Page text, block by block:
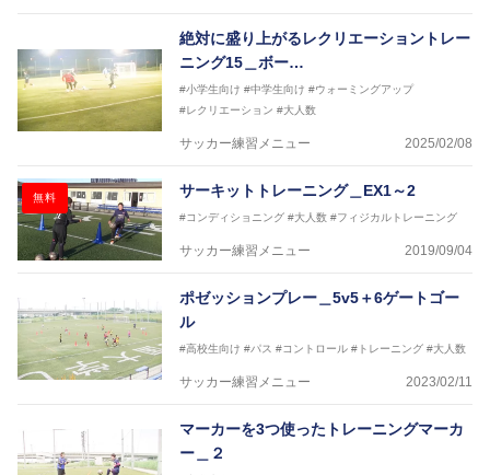
絶対に盛り上がるレクリエーショントレー
ニング15＿ボー…
#小学生向け #中学生向け #ウォーミングアップ
#レクリエーション #大人数
サッカー練習メニュー 2025/02/08
無料 サーキットトレーニング＿EX1～2
#コンディショニング #大人数 #フィジカルトレーニング
サッカー練習メニュー 2019/09/04
ポゼッションプレー＿5v5＋6ゲートゴー
ル
#高校生向け #パス #コントロール #トレーニング #大人数
サッカー練習メニュー 2023/02/11
マーカーを3つ使ったトレーニングマーカ
ー＿２